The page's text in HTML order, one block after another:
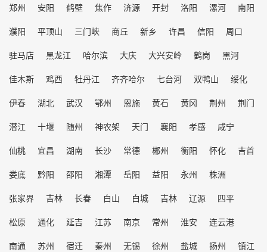
郑州
安阳 鹤壁 焦作 济源 开封 洛阳 漯河
南阳
濮阳
平顶山 三门峡 商丘 新乡 许昌 信阳
周口
驻马店
黑龙江 哈尔滨 大庆 大兴安岭 鹤岗
黑河
佳木斯
鸡西 牡丹江 齐齐哈尔 七台河 双鸭山
绥化
伊春
湖北 武汉 鄂州 恩施 黄石 黄冈 荆州
荆门
潜江
十堰 随州 神农架 天门 襄阳 孝感
咸宁
仙桃
宜昌 湖南 长沙 常德 郴州 衡阳 怀化
吉首
娄底
黔阳 邵阳 湘潭 岳阳 益阳 永州
株洲
张家界
吉林 长春 白山 白城 吉林 辽源
四平
松原
通化 延吉 江苏 南京 常州 淮安
连云港
南通
苏州 宿迁 秦州 无锡 徐州 盐城 扬州
镇江